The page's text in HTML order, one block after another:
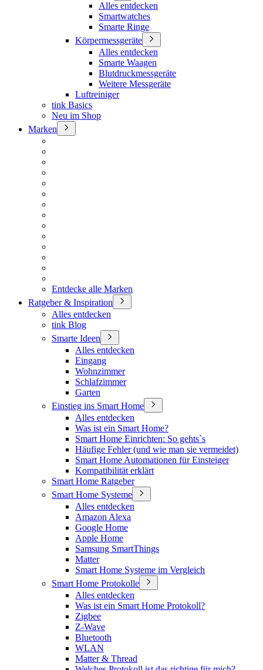
Alles entdecken
Smartwatches
Smarte Ringe
Körpermessgeräte
Alles entdecken
Smarte Waagen
Blutdruckmessgeräte
Weitere Messgeräte
Luftreiniger
tink Basics
Neu im Shop
Marken
Entdecke alle Marken
Ratgeber & Inspiration
Alles entdecken
tink Blog
Smarte Ideen
Alles entdecken
Eingang
Wohnzimmer
Schlafzimmer
Garten
Einstieg ins Smart Home
Alles entdecken
Was ist ein Smart Home?
Smart Home Einrichten: So gehts`s
Häufige Fehler (und wie man sie vermeidet)
Smart Home Automationen für Einsteiger
Kompatibilität erklärt
Smart Home Ratgeber
Smart Home Systeme
Alles entdecken
Amazon Alexa
Google Home
Apple Home
Samsung SmartThings
Matter
Smart Home Systeme im Vergleich
Smart Home Protokolle
Alles entdecken
Was ist ein Smart Home Protokoll?
Zigbee
Z-Wave
Bluetooth
WLAN
Matter & Thread